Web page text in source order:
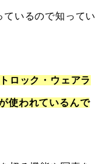
いるので知ってい
ロック・ウェアラ
使われているんで